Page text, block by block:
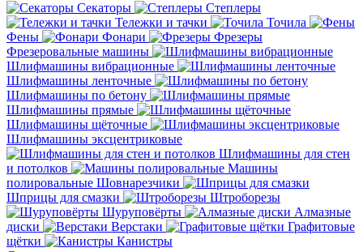
Секаторы
Степлеры
Тележки и тачки
Точила
Фены
Фонари
Фрезеры
Фрезеровальные машины
Шлифмашины вибрационные
Шлифмашины ленточные
Шлифмашины по бетону
Шлифмашины прямые
Шлифмашины щёточные
Шлифмашины эксцентриковые
Шлифмашины для стен
и потолков
Машины
полировальные Шовнарезчики
Шприцы для смазки
Штроборезы
Шуруповёрты
Алмазные
диски
Верстаки
Графитовые
щётки
Канистры